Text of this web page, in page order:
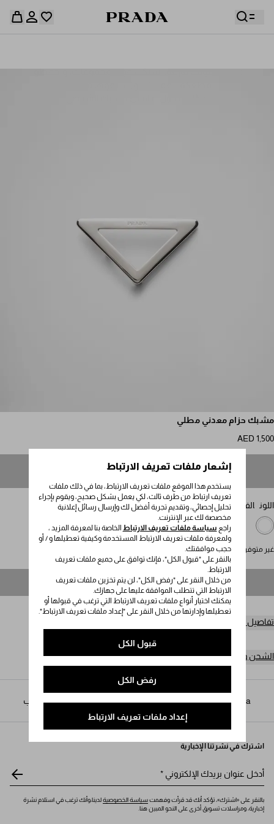
إشعار ملفات تعريف الارتباط
يستخدم هذا الموقع ملفات تعريف الارتباط، بما في ذلك ملفات
تعريف ارتباط من طرف ثالث، لكي يعمل بشكل صحيح، ويقوم بإجراء
تحليل إحصائي، وتقديم تجربة أفضل لك وإرسال رسائل إعلانية
مخصصة لك عبر الإنترنت.
راجع سياسة ملفات تعريف الارتباط الخاصة بنا لمعرفة المزيد ،
ولمعرفة ملفات تعريف الارتباط المستخدمة وكيفية تعطيلها و / أو
حجب موافقتك.
بالنقر على "قبول الكل"، فإنك توافق على جميع ملفات تعريف
الارتباط.
من خلال النقر على "رفض الكل"، لن يتم تخزين ملفات تعريف
الارتباط التي تتطلب الموافقة عليها على جهازك.
يمكنك اختيار أنواع ملفات تعريف الارتباط التي ترغب في قبولها أو
تعطيلها وإدارتها من خلال النقر على "إعداد ملفات تعريف الارتباط".
قبول الكل
رفض الكل
إعداد ملفات تعريف الارتباط
قائمة أمنياتك فارغة. استكشفوا المجموعات، واحفظوا
مشبك حزام معدني مطلي
AED 1,500
غير متوفر
اللون الفولاذ المصقول
غير متوفر
غير متوفر
تفاصيل المنتج
الشحن وعمليات الإرجاع مجاناً
Prada
/ الرجال / الأكسسوارات / أحزمة مُصممة حسب الطلب
اشترك في نشرتنا الإخبارية
أدخل عنوان بريدك الإلكتروني *
بالنقر على «اشترك»، تؤكد أنك قد قرأت وفهمتسياسة الخصوصيةلدينا،وأنك ترغب في استلام نشرة
إخبارية، ومراسلات تسويق أخرى على النحو المبين هنا.